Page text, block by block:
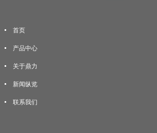
首页
产品中心
关于鼎力
新闻纵览
联系我们